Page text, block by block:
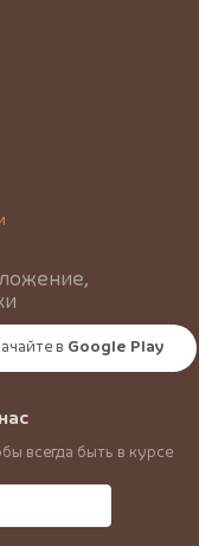
в Google Play
всегда быть в курсе